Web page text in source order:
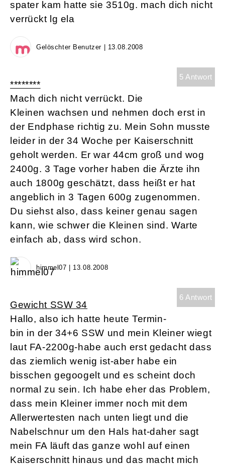
spater kam hatte sie 3510g. mach dich nicht
verrückt lg ela
Gelöschter Benutzer | 13.08.2008
5 Antwort
********
Mach dich nicht verrückt. Die
Kleinen wachsen und nehmen doch erst in
der Endphase richtig zu. Mein Sohn musste
leider in der 34 Woche per Kaiserschnitt
geholt werden. Er war 44cm groß und wog
2400g. 3 Tage vorher haben die Ärzte ihn
auch 1800g geschätzt, dass heißt er hat
angeblich in 3 Tagen 600g zugenommen.
Du siehst also, dass keiner genau sagen
kann, wie schwer die Kleinen sind. Warte
einfach ab, dass wird schon.
himmel07 | 13.08.2008
6 Antwort
Gewicht SSW 34
Hallo, also ich hatte heute Termin-
bin in der 34+6 SSW und mein Kleiner wiegt
laut FA-2200g-habe auch erst gedacht dass
das ziemlich wenig ist-aber habe ein
bisschen gegoogelt und es scheint doch
normal zu sein. Ich habe eher das Problem,
dass mein Kleiner immer noch mit dem
Allerwertesten nach unten liegt und die
Nabelschnur um den Hals hat-daher sagt
mein FA läuft das ganze wohl auf einen
Kaiserschnitt hinaus und das macht mich